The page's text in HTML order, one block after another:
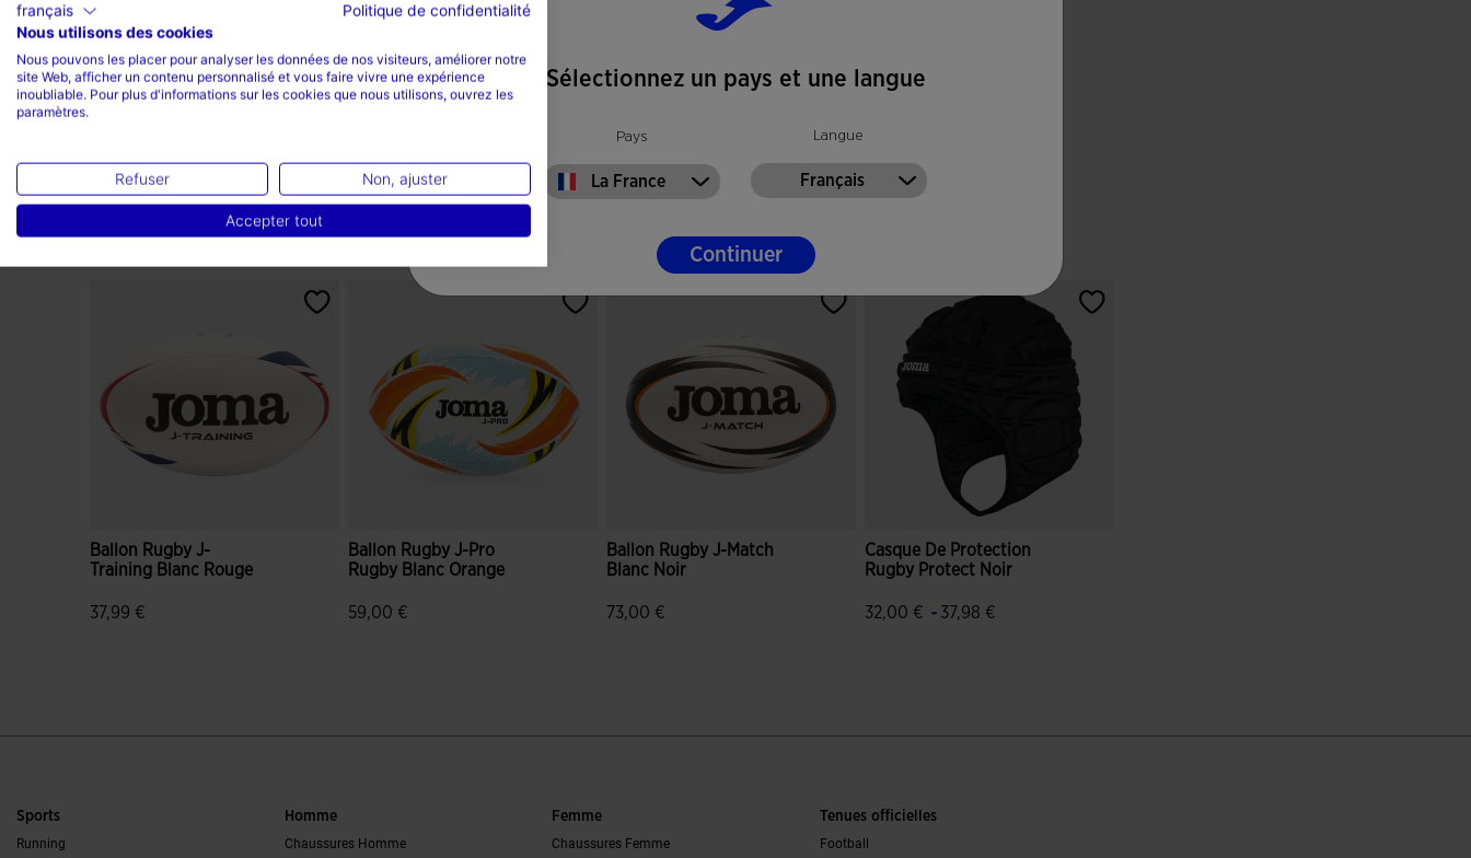
70% Caoutchouc, 16%
Polyester, 14% Coton
Vous pourriez également aimer
Ballon Rugby J-
Training Blanc Rouge
37,99 €
Ballon Rugby J-Pro
Rugby Blanc Orange
59,00 €
Ballon Rugby J-Match
Blanc Noir
73,00 €
Casque De Protection
Rugby Protect Noir
32,00 € - 37,98 €
Sports
Running
Homme
Chaussures Homme
Femme
Chaussures Femme
Tenues officielles
Football
Sélectionnez un pays et une langue
Pays
La France
Langue
Français
Continuer
français
Politique de confidentialité
Nous utilisons des cookies
Nous pouvons les placer pour analyser les données de nos visiteurs, améliorer notre
site Web, afficher un contenu personnalisé et vous faire vivre une expérience
inoubliable. Pour plus d'informations sur les cookies que nous utilisons, ouvrez les
paramètres.
Refuser Non, ajuster
Accepter tout